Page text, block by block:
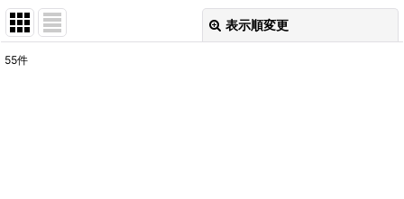
表示順変更
55件